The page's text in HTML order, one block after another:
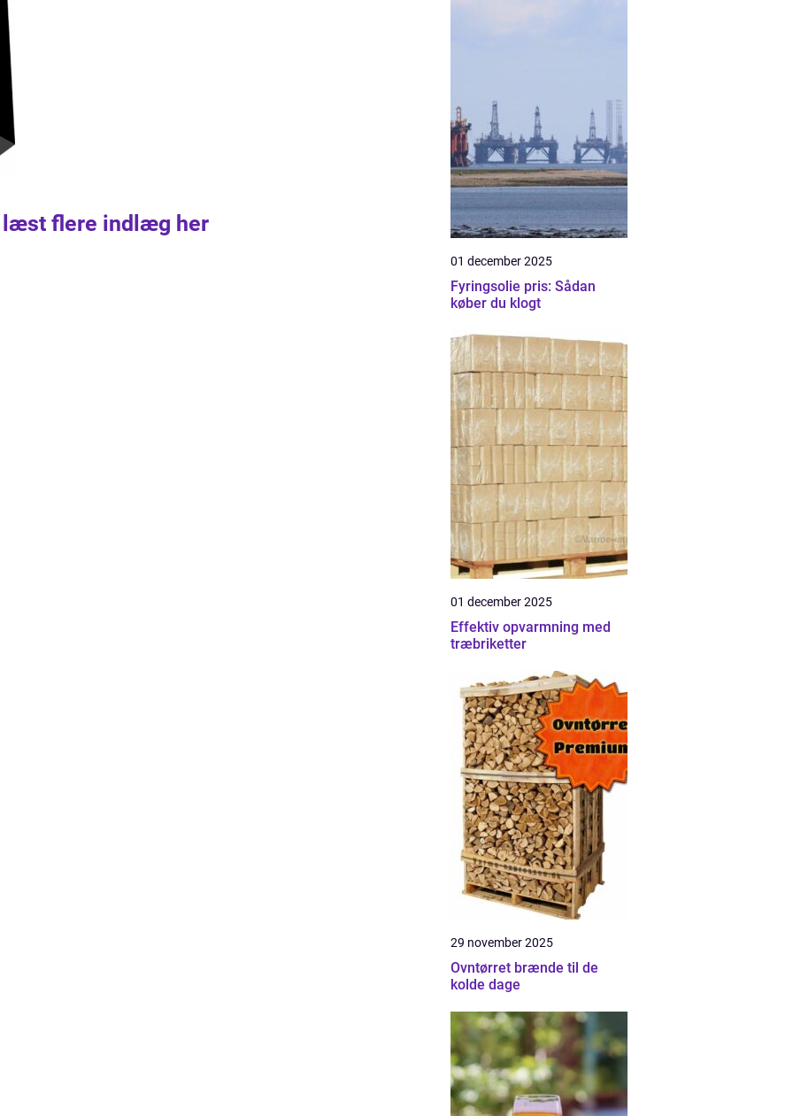
læst flere indlæg her
01 december 2025
Fyringsolie pris: Sådan
køber du klogt
01 december 2025
Effektiv opvarmning med
træbriketter
29 november 2025
Ovntørret brænde til de
kolde dage